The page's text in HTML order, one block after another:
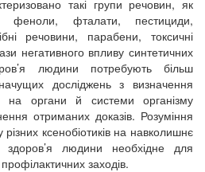
такі групи речовин, як
феноли, фталати, пестициди,
речовини, парабени, токсичні
негативного впливу синтетичних
людини потребують більш
досліджень з визначення
на органи й системи організму
отриманих доказів. Розуміння
ксенобіотиків на навколишнє
людини необхідне для
заходів.